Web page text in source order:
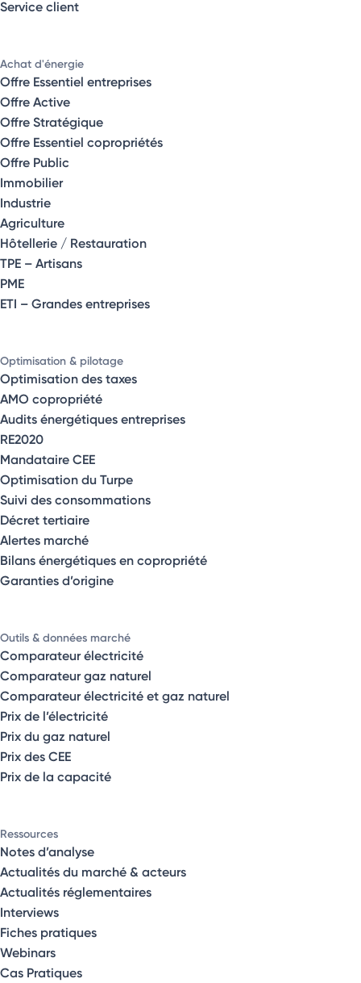
Service client
Achat d'énergie
Offre Essentiel entreprises
Offre Active
Offre Stratégique
Offre Essentiel copropriétés
Offre Public
Immobilier
Industrie
Agriculture
Hôtellerie / Restauration
TPE – Artisans
PME
ETI – Grandes entreprises
Optimisation & pilotage
Optimisation des taxes
AMO copropriété
Audits énergétiques entreprises
RE2020
Mandataire CEE
Optimisation du Turpe
Suivi des consommations
Décret tertiaire
Alertes marché
Bilans énergétiques en copropriété
Garanties d’origine
Outils & données marché
Comparateur électricité
Comparateur gaz naturel
Comparateur électricité et gaz naturel
Prix de l’électricité
Prix du gaz naturel
Prix des CEE
Prix de la capacité
Ressources
Notes d’analyse
Actualités du marché & acteurs
Actualités réglementaires
Interviews
Fiches pratiques
Webinars
Cas Pratiques